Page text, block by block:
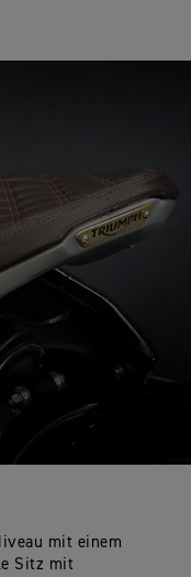
mit einem
Sitz mit